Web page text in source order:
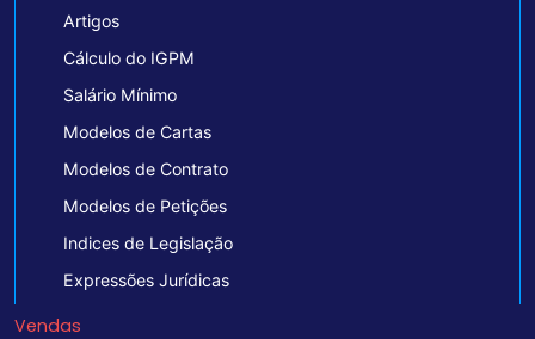
Artigos
Cálculo do IGPM
Salário Mínimo
Modelos de Cartas
Modelos de Contrato
Modelos de Petições
Indices de Legislação
Expressões Jurídicas
Vendas